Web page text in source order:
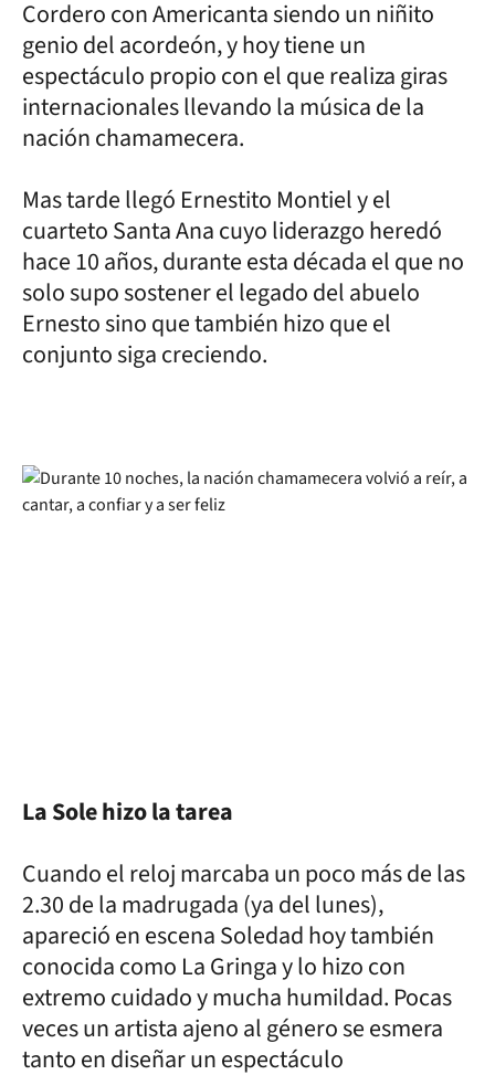
Cordero con Americanta siendo un niñito
genio del acordeón, y hoy tiene un
espectáculo propio con el que realiza giras
internacionales llevando la música de la
nación chamamecera.
Mas tarde llegó Ernestito Montiel y el
cuarteto Santa Ana cuyo liderazgo heredó
hace 10 años, durante esta década el que no
solo supo sostener el legado del abuelo
Ernesto sino que también hizo que el
conjunto siga creciendo.
La Sole hizo la tarea
Cuando el reloj marcaba un poco más de las
2.30 de la madrugada (ya del lunes),
apareció en escena Soledad hoy también
conocida como La Gringa y lo hizo con
extremo cuidado y mucha humildad. Pocas
veces un artista ajeno al género se esmera
tanto en diseñar un espectáculo